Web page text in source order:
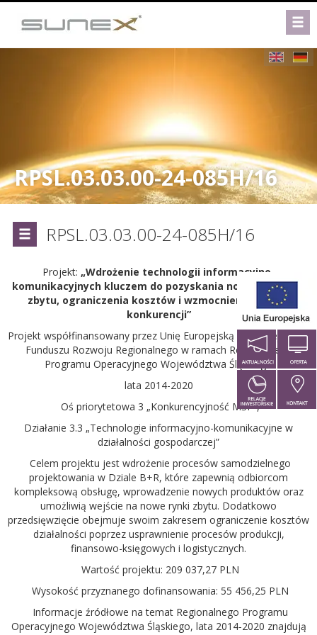
RPSL.03.03.00-24-085H/16
RPSL.03.03.00-24-085H/16
Projekt: „Wdrożenie technologii informacyjno-
komunikacyjnych kluczem do pozyskania nowych rynków
zbytu, ograniczenia kosztów i wzmocnienia pozycji
konkurencji”
Projekt współfinansowany przez Unię Europejską z Europejskiego
Funduszu Rozwoju Regionalnego w ramach Regionalnego
Programu Operacyjnego Województwa Śląskiego
lata 2014-2020
Oś priorytetowa 3 „Konkurencyjność MŚP”,
Działanie 3.3 „Technologie informacyjno-komunikacyjne w
działalności gospodarczej”
Celem projektu jest wdrożenie procesów samodzielnego
projektowania w Dziale B+R, które zapewnią odbiorcom
kompleksową obsługę, wprowadzenie nowych produktów oraz
umożliwią wejście na nowe rynki zbytu. Dodatkowo
przedsięwzięcie obejmuje swoim zakresem ograniczenie kosztów
działalności poprzez usprawnienie procesów produkcji,
finansowo-księgowych i logistycznych.
Wartość projektu: 209 037,27 PLN
Wysokość przyznanego dofinansowania: 55 456,25 PLN
Informacje źródłowe na temat Regionalnego Programu
Operacyjnego Województwa Śląskiego, lata 2014-2020 znajdują